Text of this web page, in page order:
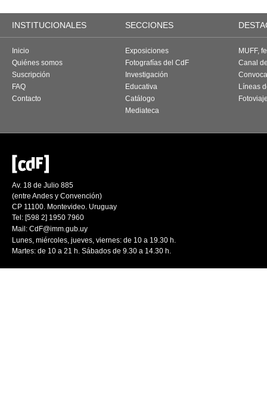
INSTITUCIONALES SECCIONES
Inicio
Quiénes somos
Suscripción
FAQ
Contacto
Exposiciones
Fotografías del CdF
Investigación
Educativa
Catálogo
Mediateca
MUFF,
Canal
Líneas
Av. 18 de Julio 885
(entre Andes y Convención)
CP 11100. Montevideo. Uruguay
Tel: [598 2] 1950 7960
Mail: CdF@imm.gub.uy
Lunes, miércoles, jueves, viernes: de 10 a 19.30 h.
Martes: de 10 a 21 h. Sábados de 9.30 a 14.30 h.